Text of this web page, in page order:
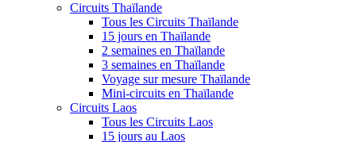
Circuits Thaïlande
Tous les Circuits Thaïlande
15 jours en Thaïlande
2 semaines en Thaïlande
3 semaines en Thaïlande
Voyage sur mesure Thaïlande
Mini-circuits en Thaïlande
Circuits Laos
Tous les Circuits Laos
15 jours au Laos